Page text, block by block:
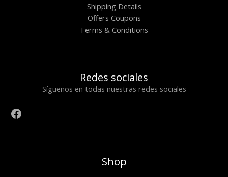
Shipping Details
Offers Coupons
Terms & Conditions
Redes sociales
Síguenos en todas nuestras redes sociales
Shop